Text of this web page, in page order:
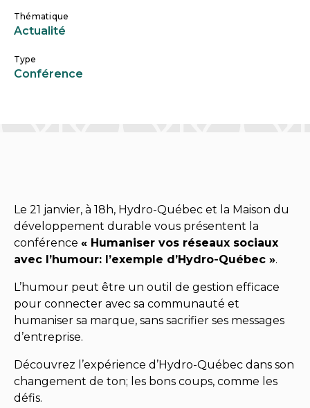
Thématique
Actualité
Type
Conférence
Le 21 janvier, à 18h, Hydro-Québec et la Maison du
développement durable vous présentent la
conférence « Humaniser vos réseaux sociaux
avec l’humour: l’exemple d’Hydro-Québec ».
L’humour peut être un outil de gestion efficace
pour connecter avec sa communauté et
humaniser sa marque, sans sacrifier ses messages
d’entreprise.
Découvrez l’expérience d’Hydro-Québec dans son
changement de ton; les bons coups, comme les
défis.